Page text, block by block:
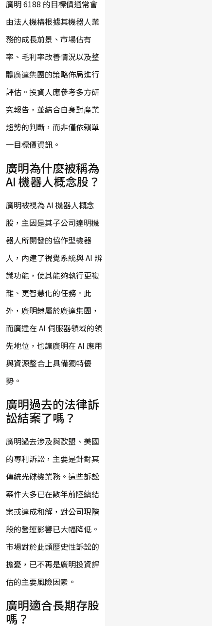
廣明 6188 的目標價通常會
由法人機構根據其機器人業
務的成長前景、市場佔有
率、毛利率改善情況以及整
體廣達集團的策略佈局進行
評估。投資人應參考多方研
究報告，並結合自身對產業
趨勢的判斷，而非僅依賴單
一目標價資訊。
廣明為什麼被稱為
AI 機器人概念股？
廣明被視為 AI 機器人概念
股，主因是其子公司達明機
器人所開發的協作型機器
人，內建了視覺系統與 AI 辨
識功能，使其能夠執行更複
雜、更智慧化的任務。此
外，廣明隸屬於廣達集團，
而廣達在 AI 伺服器領域的領
先地位，也讓廣明在 AI 應用
與資源整合上具備獨特優
勢。
廣明過去的法律訴
訟結案了嗎？
廣明過去涉及與歐盟、美國
的專利訴訟，主要是針對其
傳統光碟機業務。這些訴訟
案件大多已在數年前陸續結
案或達成和解，對公司現階
段的營運影響已大幅降低。
市場對於此類歷史性訴訟的
擔憂，已不再是廣明投資評
估的主要風險因素。
廣明適合長期存股
嗎？